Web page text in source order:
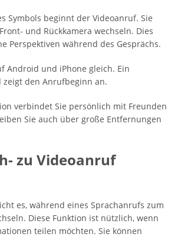
Symbols beginnt der Videoanruf. Sie
und Rückkamera wechseln. Dies
Perspektiven während des Gesprächs.
Android und iPhone gleich. Ein
zeigt den Anrufbeginn an.
verbindet Sie persönlich mit Freunden
Sie auch über große Entfernungen
zu Videoanruf
es, während eines Sprachanrufs zum
Diese Funktion ist nützlich, wenn
teilen möchten. Sie können